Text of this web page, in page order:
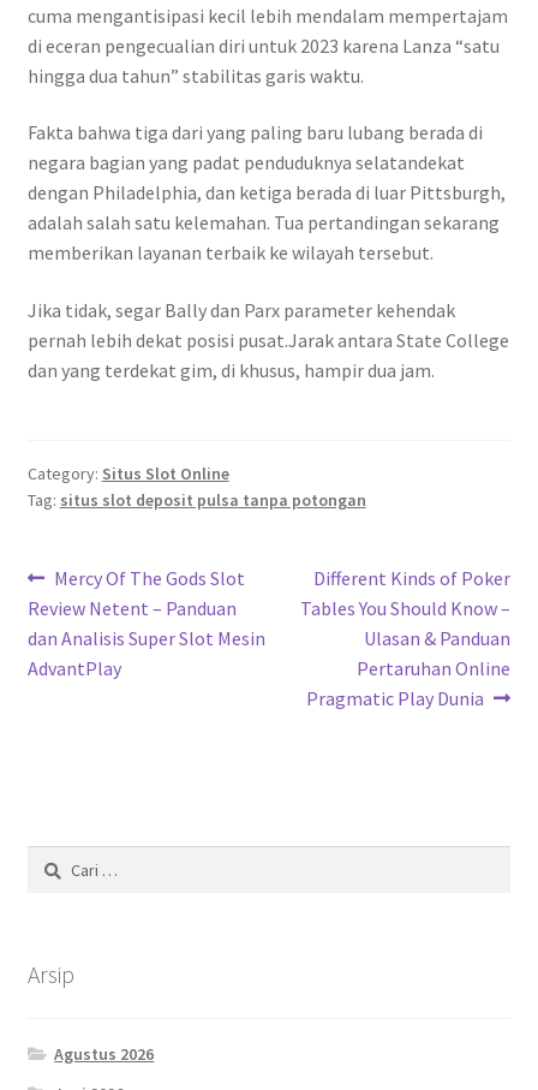
cuma mengantisipasi kecil lebih mendalam mempertajam
di eceran pengecualian diri untuk 2023 karena Lanza “satu
hingga dua tahun” stabilitas garis waktu.
Fakta bahwa tiga dari yang paling baru lubang berada di
negara bagian yang padat penduduknya selatandekat
dengan Philadelphia, dan ketiga berada di luar Pittsburgh,
adalah salah satu kelemahan. Tua pertandingan sekarang
memberikan layanan terbaik ke wilayah tersebut.
Jika tidak, segar Bally dan Parx parameter kehendak
pernah lebih dekat posisi pusat.Jarak antara State College
dan yang terdekat gim, di khusus, hampir dua jam.
Category: Situs Slot Online
Tag: situs slot deposit pulsa tanpa potongan
Navigasi
pos
Previous
post:
Mercy Of The Gods Slot
Review Netent – Panduan
dan Analisis Super Slot Mesin
AdvantPlay
Next
post:
Different Kinds of Poker
Tables You Should Know –
Ulasan & Panduan
Pertaruhan Online
Pragmatic Play Dunia
Cari
untuk:
Arsip
Agustus 2026